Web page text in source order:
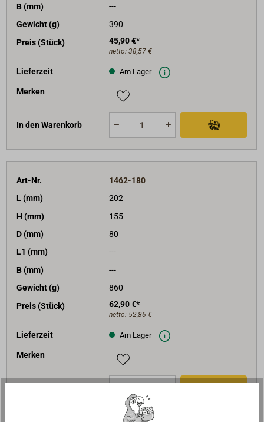
B (mm)
---
Gewicht (g)
390
Preis (Stück)
45,90 €*
netto: 38,57 €
Lieferzeit Am Lager
Merken
In den Warenkorb
Art-Nr.
1462-180
L (mm)
202
H (mm)
155
D (mm)
80
L1 (mm)
---
B (mm)
---
Gewicht (g)
860
Preis (Stück)
62,90 €*
netto: 52,86 €
Lieferzeit Am Lager
Merken